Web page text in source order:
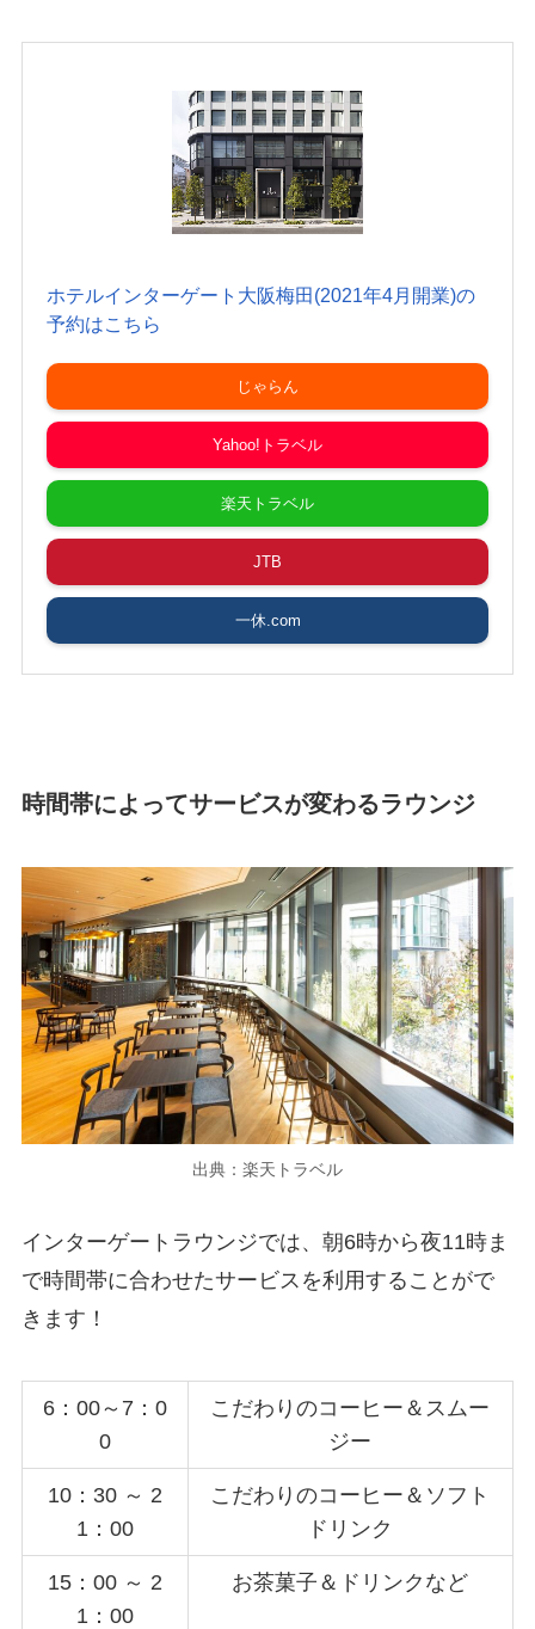
ホテルインターゲート大阪梅田(2021年4月開業)の
予約はこちら
じゃらん
Yahoo!トラベル
楽天トラベル
JTB
一休.com
時間帯によってサービスが変わるラウンジ
出典：楽天トラベル
インターゲートラウンジでは、朝6時から夜11時ま
で時間帯に合わせたサービスを利用することがで
きます！
6：00～7：0
0
こだわりのコーヒー＆スムー
ジー
10：30 ～ 2
1：00
こだわりのコーヒー＆ソフト
ドリンク
15：00 ～ 2
1：00
お茶菓子＆ドリンクなど